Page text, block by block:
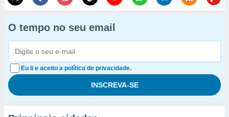
O tempo no seu email
Eu li e aceito a política de privacidade.